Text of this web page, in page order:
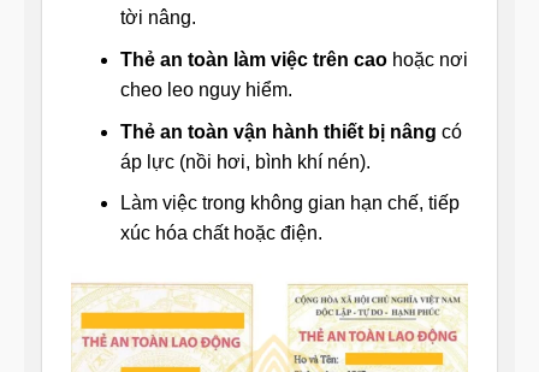
tời nâng.
Thẻ an toàn làm việc trên caohoặc nơi
cheo leo nguy hiểm.
Thẻ an toàn vận hành thiết bị nâng có
áp lực (nồi hơi, bình khí nén).
Làm việc trong không gian hạn chế, tiếp
xúc hóa chất hoặc điện.